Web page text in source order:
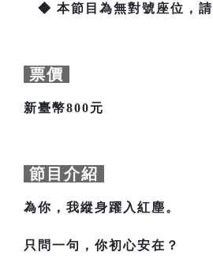
◆ 本節目為無對號座位，請
票價
新臺幣800元
節目介紹
為你，我縱身躍入紅塵。
只問一句，你初心安在？